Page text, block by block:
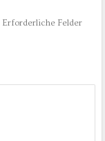
Erforderliche Felder